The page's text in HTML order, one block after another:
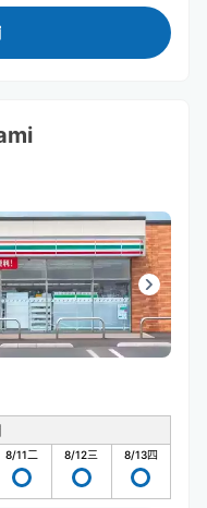
8/11二 8/12三 8/13四